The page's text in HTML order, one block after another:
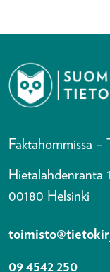
Faktahommissa –
Hietalahdenranta
00180 Helsinki
09 4542 250